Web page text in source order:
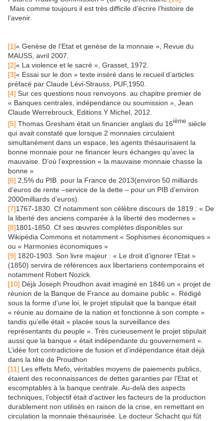
Mais comme toujours il est très difficile d’écrire l’histoire de
l’avenir.
[1]« Genèse de l’Etat et genèse de la monnaie », Revue du
MAUSS, avril 2007.
[2]« La violence et le sacré », Grasset, 1972.
[3]« Essai sur le don » texte inséré dans le recueil d’articles
préfacé par Claude Lévi-Strauss, PUF,1950.
[4] Sur ces questions nous renvoyons au chapitre premier de
« Banques centrales, indépendance ou soumission », Jean
Claude Werrebrouck, Editions Y Michel, 2012.
[5] Thomas Gresham était un financier anglais du 16ième siècle
qui avait constaté que lorsque 2 monnaies circulaient
simultanément dans un espace, les agents thésaurisaient la
bonne monnaie pour ne financer leurs échanges qu’avec la
mauvaise. D’où l’expression « la mauvaise monnaie chasse la
bonne »
[6] 2,5% du PIB pour la France de 2013(environ 50 milliards
d’euros de rente –service de la dette – pour un PIB d’environ
2000milliards d’euros).
[7]1767-1830. Cf notamment son célèbre discours de 1819 : « De
la liberté des anciens comparée à la liberté des modernes »
[8]1801-1850. Cf ses œuvres complètes disponibles sur
Wikipédia Commons et notamment « Sophismes économiques »
ou « Harmonies économiques »
[9] 1820-1903. Son livre majeur : « Le droit d’ignorer l’Etat »
(1850) servira de références aux libertariens contemporains et
notamment Robert Nozick.
[10] Déjà Joseph Proudhon avait imaginé en 1846 un « projet de
réunion de la Banque de France au domaine public ». Rédigé
sous la forme d’une loi, le projet stipulait que la banque était
« réunie au domaine de la nation et fonctionne à son compte »
tandis qu’elle était « placée sous la surveillance des
représentants du peuple ». Très curieusement le projet stipulait
aussi que la banque « était indépendante du gouvernement ».
L’idée fort contradictoire de fusion et d’indépendance était déjà
dans la tête de Proudhon
[11] Les effets Mefo, véritables moyens de paiements publics,
étaient des reconnaissances de dettes garanties par l’Etat et
escomptables à la banque centrale. Au-delà des aspects
techniques, l’objectif était d’activer les facteurs de la production
durablement non utilisés en raison de la crise, en remettant en
circulation la monnaie thésaurisée. Le docteur Schacht qui fût